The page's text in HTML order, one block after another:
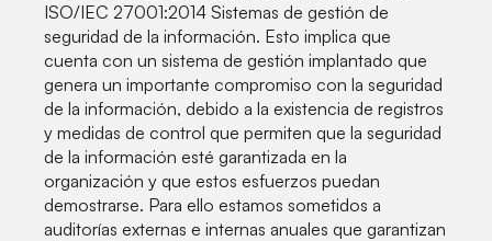
ISO/IEC 27001:2014 Sistemas de gestión de
seguridad de la información. Esto implica que
cuenta con un sistema de gestión implantado que
genera un importante compromiso con la seguridad
de la información, debido a la existencia de registros
y medidas de control que permiten que la seguridad
de la información esté garantizada en la
organización y que estos esfuerzos puedan
demostrarse. Para ello estamos sometidos a
auditorías externas e internas anuales que garantizan